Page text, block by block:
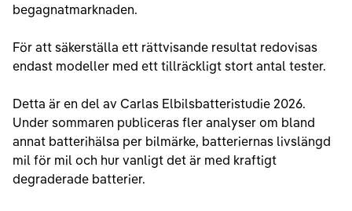
begagnatmarknaden.
För att säkerställa ett rättvisande resultat redovisas
endast modeller med ett tillräckligt stort antal tester.
Detta är en del av Carlas Elbilsbatteristudie 2026.
Under sommaren publiceras fler analyser om bland
annat batterihälsa per bilmärke, batteriernas livslängd
mil för mil och hur vanligt det är med kraftigt
degraderade batterier.